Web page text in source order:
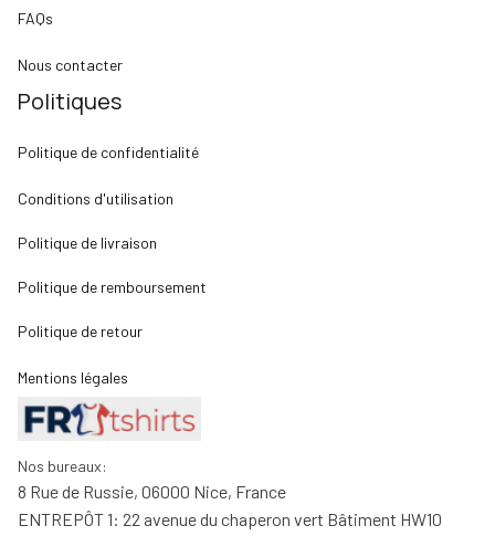
FAQs
Nous contacter
Politiques
Politique de confidentialité
Conditions d'utilisation
Politique de livraison
Politique de remboursement
Politique de retour
Mentions légales
Nos bureaux:
8 Rue de Russie, 06000 Nice, France
ENTREPÔT 1: 22 avenue du chaperon vert Bâtiment HW10